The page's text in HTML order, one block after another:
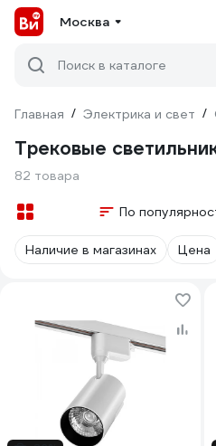
Москва
Поиск в каталоге
Главная / Электрика и свет /
Трековые
82 товара
По
Наличие в магазинах Цена